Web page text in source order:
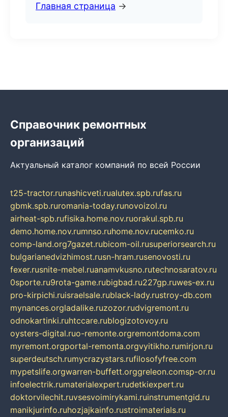
Главная страница →
Справочник ремонтных
организаций
Актуальный каталог компаний по всей России
t25-tractor.runashicveti.rualutex.spb.rufas.ru
gbmk.spb.ruromania-today.runovoizol.ru
airheat-spb.rufisika.home.nov.ruorakul.spb.ru
demo.home.nov.rumnso.ruhome.nov.rucemko.ru
comp-land.org7gazet.rubicom-oil.rusuperiorsearch.ru
bulgarianedvizhimost.rusn-hram.rusenovosti.ru
fexer.rusnite-mebel.ruanamvkusno.rutechnosaratov.ru
0sporte.ru9rota-game.rubigbad.ru227gp.ruwes-ex.ru
pro-kirpichi.ruisraelsale.rublack-lady.rustroy-db.com
mynances.orgladalike.ruzozor.rudvigremont.ru
odnokartinki.ruhtccare.rublogizotovoy.ru
oysters-digital.ruo-remonte.orgremontdoma.com
myremont.orgportal-remonta.orgvyitikho.rumirjon.ru
superdeutsch.rumycrazystars.rufilosofyfree.com
mypetslife.orgwarren-buffett.orggreleon.comsp-or.ru
infoelectrik.rumaterialexpert.rudetkiexpert.ru
doktorvilechit.ruvsesvoimirykami.ruinstrumentgid.ru
manikjurinfo.ruhozjajkainfo.rustroimaterials.ru